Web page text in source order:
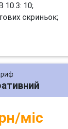
10.3: 10;
скриньок;
міс